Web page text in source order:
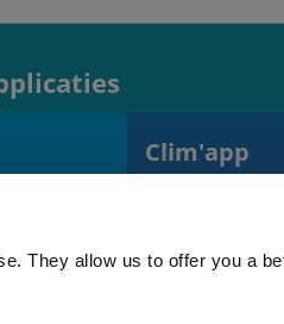
They allow us to offer you a
Clim'app
apparatuur